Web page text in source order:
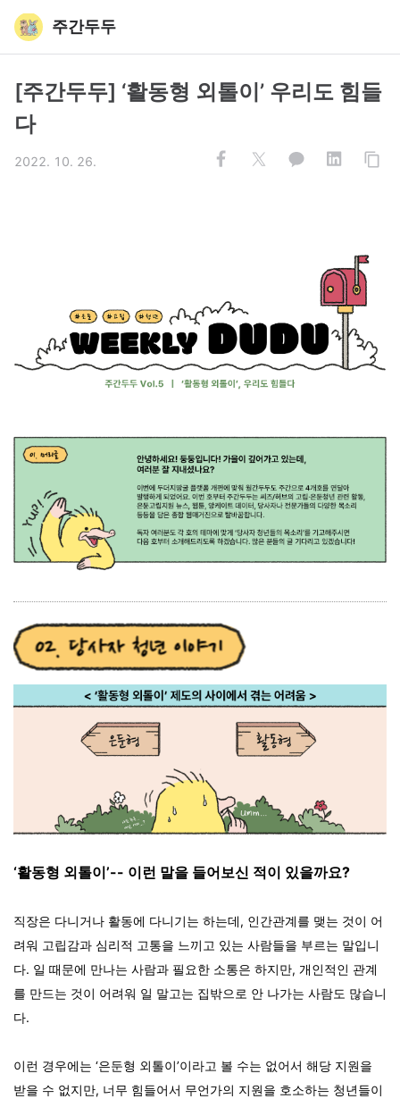
주간두두
[주간두두] ‘활동형 외톨이’ 우리도 힘들
다
2022. 10. 26.
‘활동형 외톨이’-- 이런 말을 들어보신 적이 있을까요?
직장은 다니거나 활동에 다니기는 하는데, 인간관계를 맺는 것이 어
려워 고립감과 심리적 고통을 느끼고 있는 사람들을 부르는 말입니
다. 일 때문에 만나는 사람과 필요한 소통은 하지만, 개인적인 관계
를 만드는 것이 어려워 일 말고는 집밖으로 안 나가는 사람도 많습니
다.
이런 경우에는 ‘은둔형 외톨이’이라고 볼 수는 없어서 해당 지원을
받을 수 없지만, 너무 힘들어서 무언가의 지원을 호소하는 청년들이